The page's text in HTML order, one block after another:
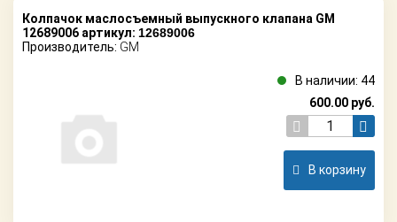
Колпачок маслосъемный выпускного клапана GM
12689006 артикул: 12689006
Производитель: GM
В наличии: 44
600.00руб.
В корзину